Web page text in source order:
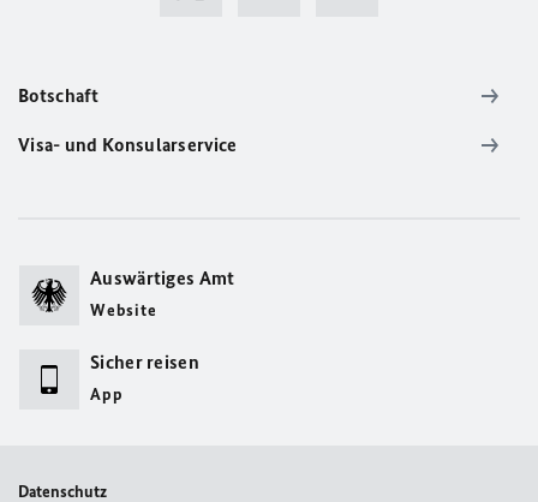
Botschaft
Visa- und Konsularservice
Auswärtiges Amt
Website
Sicher reisen
App
Datenschutz